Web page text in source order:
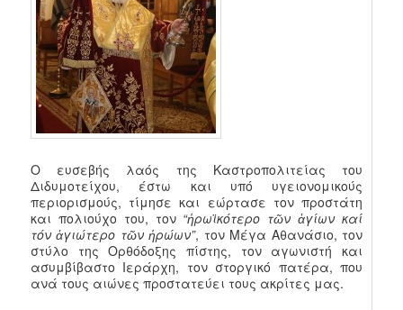
Ο ευσεβής λαός της Καστροπολιτείας του
Διδυμοτείχου, έστω και υπό υγειονομικούς
περιορισμούς, τίμησε και εώρτασε τον προστάτη
και πολιούχο του, τον “ἡρωϊκότερο τῶν ἁγίων καί
τόν ἁγιώτερο τῶν ἡρώων”, τον Μέγα Αθανάσιο, τον
στύλο της Ορθόδοξης πίστης, τον αγωνιστή και
ασυμβίβαστο Ιεράρχη, τον στοργικό πατέρα, που
ανά τους αιώνες προστατεύει τους ακρίτες μας.